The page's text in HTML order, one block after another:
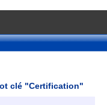
clé "Certification"